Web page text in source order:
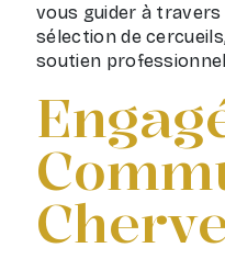
vous guider à travers
sélection de
soutien